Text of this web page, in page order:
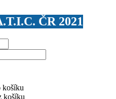
ČR 2021
košíku
košíku